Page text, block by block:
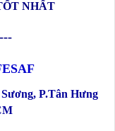
NHẤT
P.Tân Hưng